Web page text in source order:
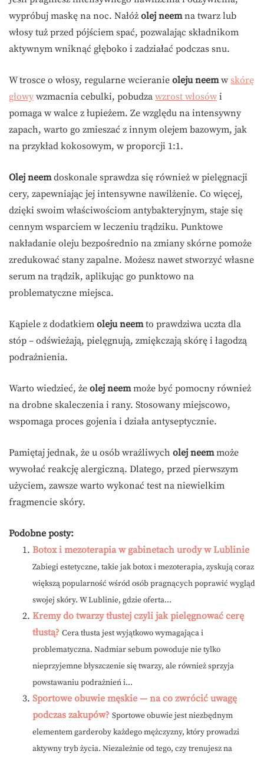
wypróbuj maskę na noc. Nałóż olej neemna twarz lub
włosy tuż przed pójściem spać, pozwalając składnikom
aktywnym wniknąć głęboko i zadziałać podczas snu.
W trosce o włosy, regularne wcieranie oleju neemw skórę
głowy wzmacnia cebulki, pobudza wzrost włosów i
pomaga w walce z łupieżem. Ze względu na intensywny
zapach, warto go zmieszać z innym olejem bazowym, jak
na przykład kokosowym, w proporcji 1:1.
Olej neemdoskonale sprawdza się również w pielęgnacji
cery, zapewniając jej intensywne nawilżenie. Co więcej,
dzięki swoim właściwościom antybakteryjnym, staje się
cennym wsparciem w leczeniu trądziku. Punktowe
nakładanie oleju bezpośrednio na zmiany skórne pomoże
zredukować stany zapalne. Możesz nawet stworzyć własne
serum na trądzik, aplikując go punktowo na
problematyczne miejsca.
Kąpiele z dodatkiem oleju neemto prawdziwa uczta dla
stóp – odświeżają, pielęgnują, zmiękczają skórę i łagodzą
podrażnienia.
Warto wiedzieć, że olej neemmoże być pomocny również
na drobne skaleczenia i rany. Stosowany miejscowo,
wspomaga proces gojenia i działa antyseptycznie.
Pamiętaj jednak, że u osób wrażliwych olej neemmoże
wywołać reakcję alergiczną. Dlatego, przed pierwszym
użyciem, zawsze warto wykonać test na niewielkim
fragmencie skóry.
Podobne posty:
Botox i mezoterapia w gabinetach urody w Lublinie
Zabiegi estetyczne, takie jak botox i mezoterapia, zyskują coraz
większą popularność wśród osób pragnących poprawić wygląd
swojej skóry. W Lublinie, gdzie oferta...
Kremy do twarzy tłustej czyli jak pielęgnować cerę
tłustą? Cera tłusta jest wyjątkowo wymagająca i
problematyczna. Nadmiar sebum powoduje nie tylko
nieprzyjemne błyszczenie się twarzy, ale również sprzyja
powstawaniu podrażnień i...
Sportowe obuwie męskie — na co zwrócić uwagę
podczas zakupów? Sportowe obuwie jest niezbędnym
elementem garderoby każdego mężczyzny, który prowadzi
aktywny tryb życia. Niezależnie od tego, czy trenujesz na